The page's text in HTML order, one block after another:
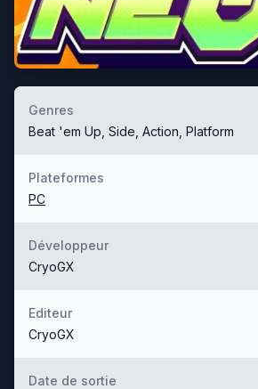
Genres
Beat 'em Up, Side, Action, Platform
Plateformes
PC
Développeur
CryoGX
Editeur
CryoGX
Date de sortie